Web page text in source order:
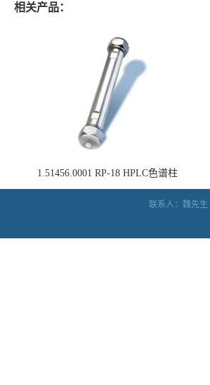
相关产品：
1.51456.0001 RP-18 HPLC色谱柱
联系人：魏先生